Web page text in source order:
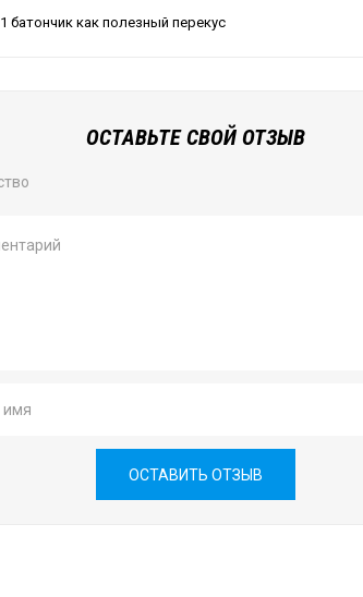
батончик как полезный перекус
ОСТАВЬТЕ СВОЙ ОТЗЫВ
ОСТАВИТЬ ОТЗЫВ